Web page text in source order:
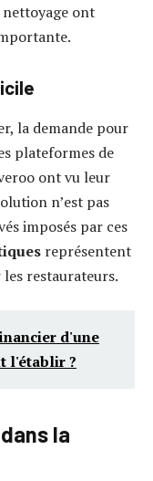
ont
la demande pour
plateformes de
ont vu leur
n’est pas
imposés par ces
représentent
restaurateurs.
d'une
l'établir ?
la